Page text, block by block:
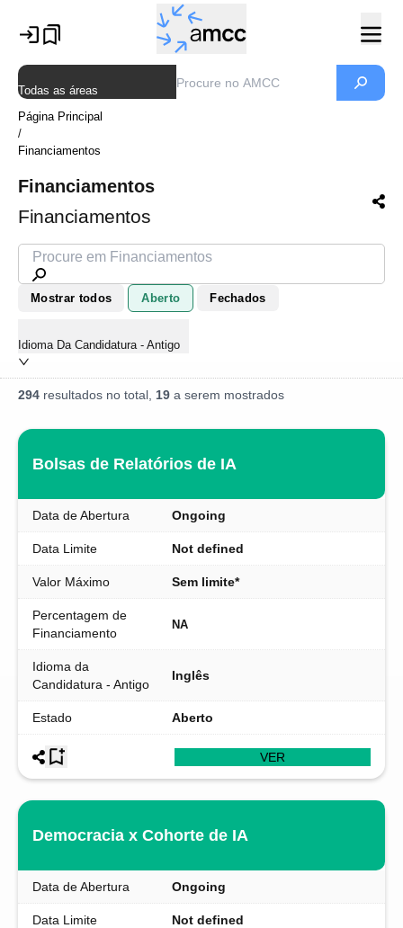
Todas as áreas
Página Principal
/
Financiamentos
Financiamentos
Financiamentos
Mostrar todos Aberto Fechados
Idioma Da Candidatura - Antigo
294 resultados no total, 19 a serem mostrados
Bolsas de Relatórios de IA
Data de Abertura Ongoing
Data Limite Not defined
Valor Máximo Sem limite*
Percentagem de
Financiamento
NA
Idioma da
Candidatura - Antigo
Inglês
Estado Aberto
VER
Democracia x Cohorte de IA
Data de Abertura Ongoing
Data Limite Not defined